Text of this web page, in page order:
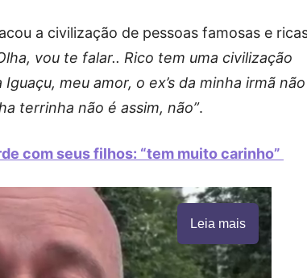
a civilização de pessoas famosas e
vou te falar.. Rico tem uma civilização
meu amor, o ex’s da minha irmã não
terrinha não é assim, não”.
com seus filhos: “tem muito carinho”
Leia mais